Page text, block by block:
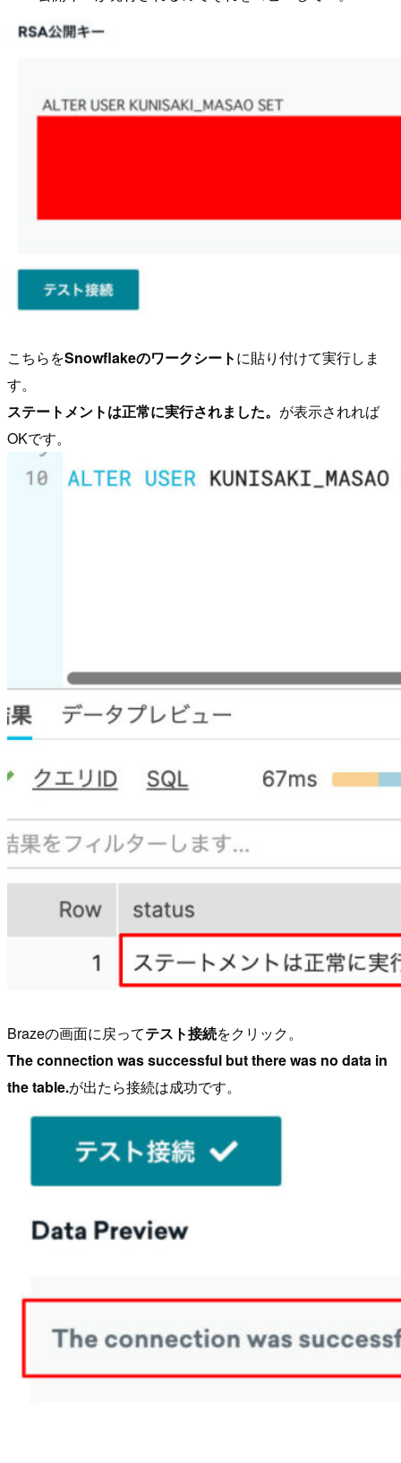
こちらをSnowflakeのワークシートに貼り付けて実行しま
す。
ステートメントは正常に実行されました。 が表示されれば
OKです。
Brazeの画面に戻ってテスト接続をクリック。
The connection was successful but there was no data in
the table.が出たら接続は成功です。